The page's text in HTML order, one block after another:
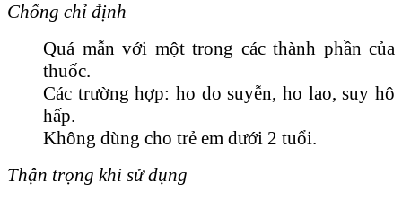
Chống chỉ định
Quá mẫn với một trong các thành phần của
thuốc.
Các trường hợp: ho do suyễn, ho lao, suy hô
hấp.
Không dùng cho trẻ em dưới 2 tuổi.
Thận trọng khi sử dụng